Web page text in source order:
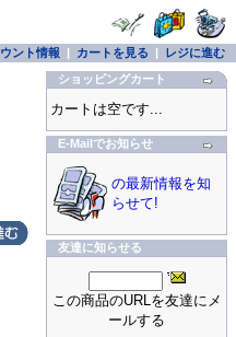
ント情報 | カートを見る | レジに進む
ショッピングカート
カートは空です...
E-Mailでお知らせ
の最新情報を知
らせて!
友達に知らせる
この商品のURLを友達にメ
ールする